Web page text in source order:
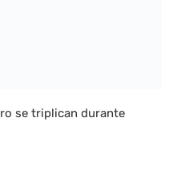
se triplican durante